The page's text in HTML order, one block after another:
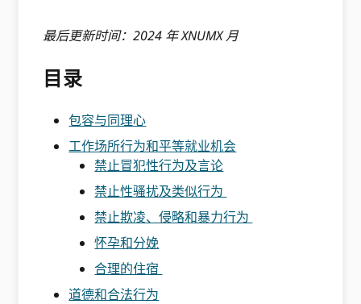
最后更新时间：2024 年 XNUMX 月
目录
包容与同理心
工作场所行为和平等就业机会
禁止冒犯性行为及言论
禁止性骚扰及类似行为
禁止欺凌、侵略和暴力行为
怀孕和分娩
合理的住宿
道德和合法行为